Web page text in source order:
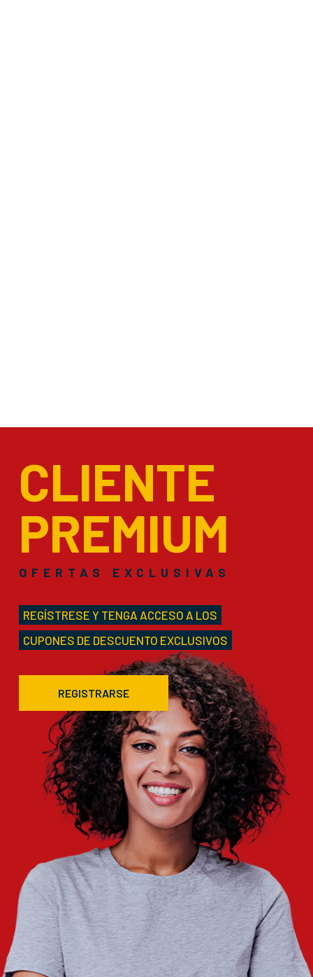
CLIENTE
PREMIUM
OFERTAS EXCLUSIVAS
REGÍSTRESE Y TENGA ACCESO A LOS
CUPONES DE DESCUENTO EXCLUSIVOS
REGISTRARSE